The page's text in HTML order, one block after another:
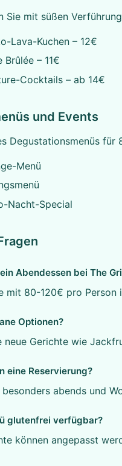
Sie mit süßen
Lava-Kuchen – 12€
Brûlée – 11€
Cocktails – ab 14€
und Events
Degustationsmenüs für
Menü
Nacht-Special
Abendessen bei The
mit 80-120€ pro Person
Optionen?
neue Gerichte wie
eine Reservierung?
abends und
glutenfrei verfügbar?
können angepasst